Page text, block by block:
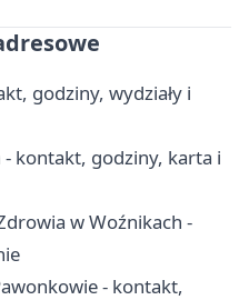
godziny, wydziały i
- kontakt, godziny, karta i
w Woźnikach -
- kontakt,